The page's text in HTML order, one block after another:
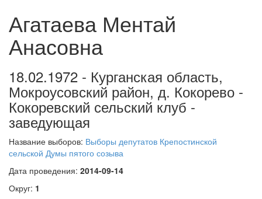
Агатаева Ментай
Анасовна
18.02.1972 - Курганская область,
Мокроусовский район, д. Кокорево -
Кокоревский сельский клуб -
заведующая
Название выборов: Выборы депутатов Крепостинской
сельской Думы пятого созыва
Дата проведения: 2014-09-14
Округ: 1